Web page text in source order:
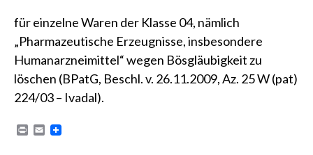
für einzelne Waren der Klasse 04, nämlich
„Pharmazeutische Erzeugnisse, insbesondere
Humanarzneimittel“ wegen Bösgläubigkeit zu
löschen (BPatG, Beschl. v. 26.11.2009, Az. 25 W (pat)
224/03 – Ivadal).
P
E